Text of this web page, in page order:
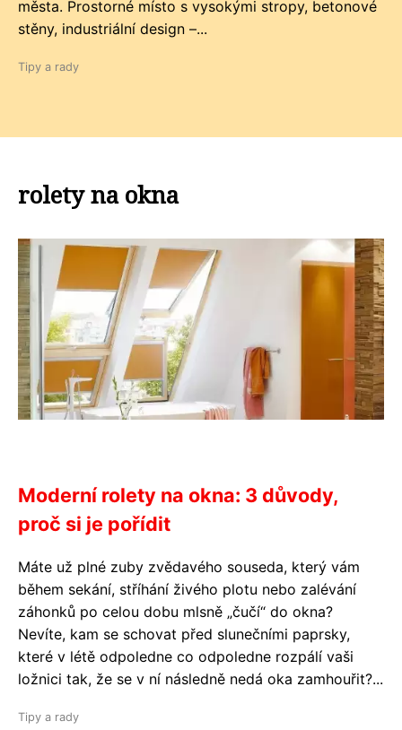
města. Prostorné místo s vysokými stropy, betonové
stěny, industriální design –...
Tipy a rady
rolety na okna
Moderní rolety na okna: 3 důvody,
proč si je pořídit
Máte už plné zuby zvědavého souseda, který vám
během sekání, stříhání živého plotu nebo zalévání
záhonků po celou dobu mlsně „čučí“ do okna?
Nevíte, kam se schovat před slunečními paprsky,
které v létě odpoledne co odpoledne rozpálí vaši
ložnici tak, že se v ní následně nedá oka zamhouřit?...
Tipy a rady